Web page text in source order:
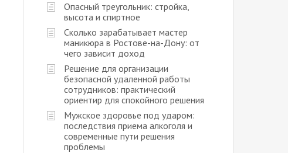
Опасный треугольник: стройка,
высота и спиртное
Сколько зарабатывает мастер
маникюра в Ростове-на-Дону: от
чего зависит доход
Решение для организации
безопасной удаленной работы
сотрудников: практический
ориентир для спокойного решения
Мужское здоровье под ударом:
последствия приема алкоголя и
современные пути решения
проблемы